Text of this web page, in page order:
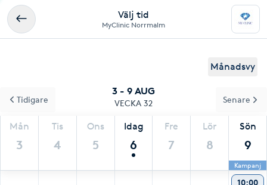
Välj tid
MyClinic Norrmalm
Månadsvy
3 - 9 AUG
VECKA 32
Mån
3
Tis
4
Ons
5
Idag
6
Fre
7
Lör
8
Sön
9
Kampanj
Tidigare Senare
10:00